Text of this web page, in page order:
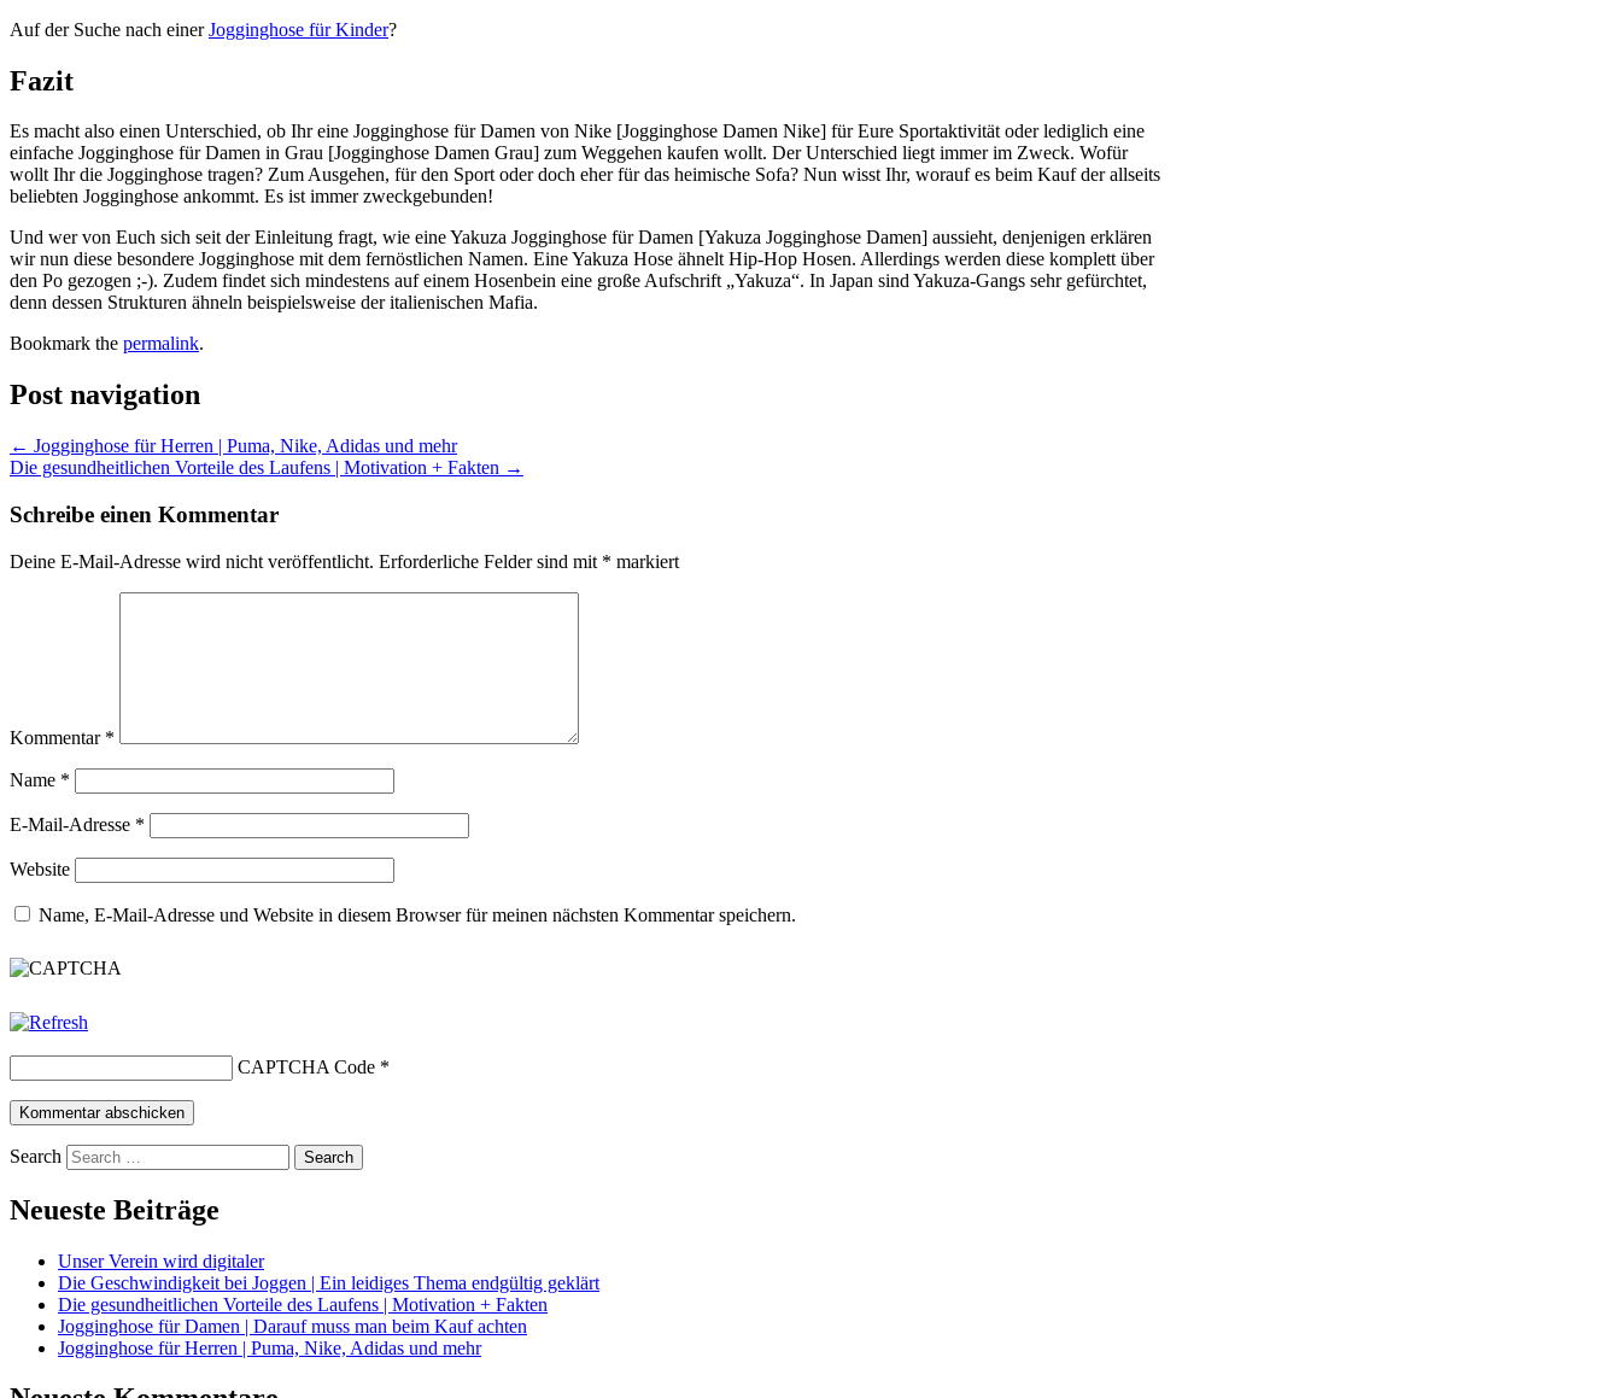
Auf der Suche nach einerJogginghose für Kinder?
Fazit
Es macht also einen Unterschied, ob Ihr eine Jogginghose für Damen von Nike [Jogginghose Damen Nike] für Eure Sportaktivität oder lediglich eine
einfache Jogginghose für Damen in Grau [Jogginghose Damen Grau] zum Weggehen kaufen wollt. Der Unterschied liegt immer im Zweck. Wofür
wollt Ihr die Jogginghose tragen? Zum Ausgehen, für den Sport oder doch eher für das heimische Sofa? Nun wisst Ihr, worauf es beim Kauf der allseits
beliebten Jogginghose ankommt. Es ist immer zweckgebunden!
Und wer von Euch sich seit der Einleitung fragt, wie eine Yakuza Jogginghose für Damen [Yakuza Jogginghose Damen] aussieht, denjenigen erklären
wir nun diese besondere Jogginghose mit dem fernöstlichen Namen. Eine Yakuza Hose ähnelt Hip-Hop Hosen. Allerdings werden diese komplett über
den Po gezogen ;-). Zudem findet sich mindestens auf einem Hosenbein eine große Aufschrift „Yakuza“. In Japan sind Yakuza-Gangs sehr gefürchtet,
denn dessen Strukturen ähneln beispielsweise der italienischen Mafia.
Bookmark the permalink.
Post navigation
← Jogginghose für Herren | Puma, Nike, Adidas und mehr
Die gesundheitlichen Vorteile des Laufens | Motivation + Fakten →
Schreibe einen Kommentar
Deine E-Mail-Adresse wird nicht veröffentlicht. Erforderliche Felder sind mit * markiert
Kommentar *
Name *
E-Mail-Adresse *
Website
Name, E-Mail-Adresse und Website in diesem Browser für meinen nächsten Kommentar speichern.
CAPTCHA Code *
Search
Neueste Beiträge
Unser Verein wird digitaler
Die Geschwindigkeit bei Joggen | Ein leidiges Thema endgültig geklärt
Die gesundheitlichen Vorteile des Laufens | Motivation + Fakten
Jogginghose für Damen | Darauf muss man beim Kauf achten
Jogginghose für Herren | Puma, Nike, Adidas und mehr